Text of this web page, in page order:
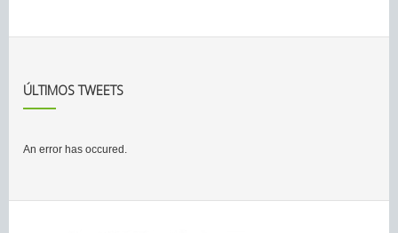
ÚLTIMOS TWEETS
An error has occured.